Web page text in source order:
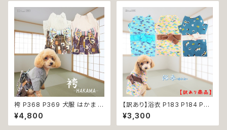
装 和柄 小型犬 子犬 仔犬 夏 返
品交換不可
ー ホワイト うさぎ ラビット 祭り
極小 小型 猫 ペット 服 犬服 猫
服 古風 伝統 夏 日本 ギフト プ
レゼント 贈り物 返品交換不可
袴 P368 P369 犬服 はかま イ
エロー パープル 和柄 うさぎ リ
ボントップス ボトムス ドッグウェ
ア ドッグ ウェア ドッグウエア 犬
¥4,800
【訳あり】浴衣 P183 P184 P22
4ドッグウェア 男の子 ブルー イ
エロー ドッグ ウェア ドッグウエ
ア 犬 猫 ペット 服 犬服 和装 和
¥3,300